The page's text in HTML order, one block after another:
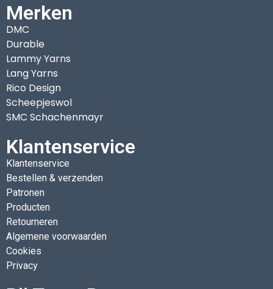
Merken
DMC
Durable
Lammy Yarns
Lang Yarns
Rico Design
Scheepjeswol
SMC Schachenmayr
Klantenservice
Klantenservice
Bestellen & verzenden
Patronen
Producten
Retourneren
Algemene voorwaarden
Cookies
Privacy